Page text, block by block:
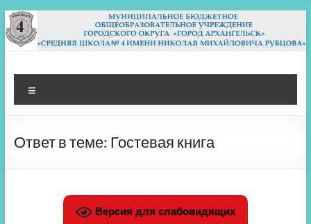
Перейти
к
содержимому
МБОУ СШ 4
Архангельск
Ответ в теме: Гостевая книга
Версия для слабовидящих